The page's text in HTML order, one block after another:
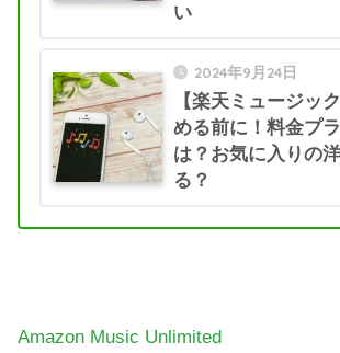
い
2024年9月24日
【楽天ミュージッ
める前に！料金プ
は？お気に入りの
る？
Amazon Music Unlimited